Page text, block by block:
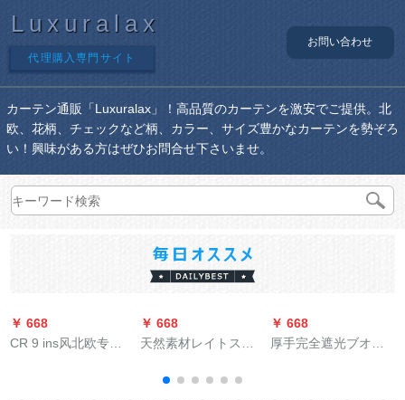
Luxuralax
代理購入専門サイト
お問い合わせ
カーテン通販「Luxuralax」！高品質のカーテンを激安でご提供。北
欧、花柄、チェックなど柄、カラー、サイズ豊かなカーテンを勢ぞろ
い！興味がある方はぜひお問合せ下さいませ。
￥ 668
CR 9 ins风北欧专利
￥ 668
天然素材レイトスト
ーターテーン装饰風
￥ 668
厚手完全遮光ブオサ